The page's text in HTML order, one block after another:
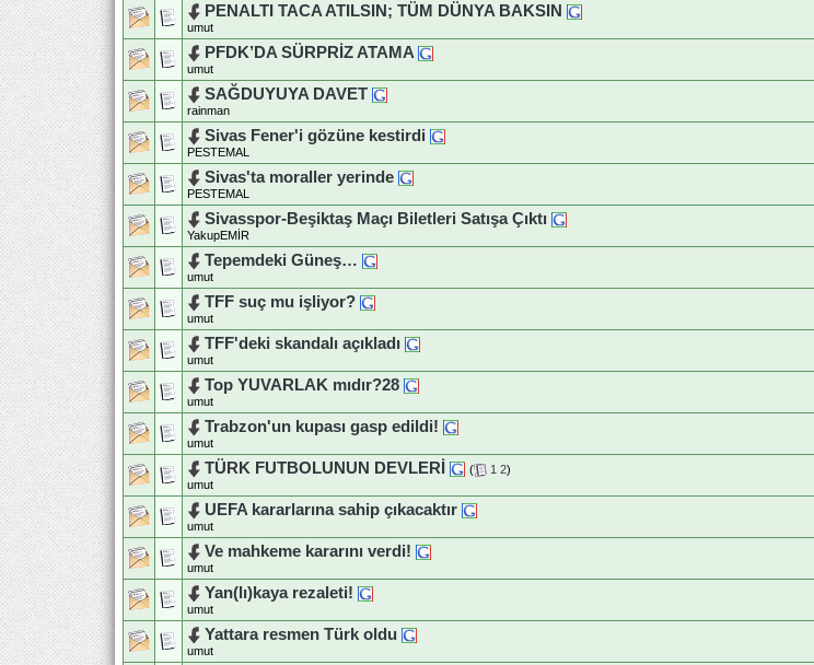
PENALTI TACA ATILSIN; TÜM DÜNYA BAKSIN
umut
PFDK’DA SÜRPRİZ ATAMA
umut
SAĞDUYUYA DAVET
rainman
Sivas Fener'i gözüne kestirdi
PESTEMAL
Sivas'ta moraller yerinde
PESTEMAL
Sivasspor-Beşiktaş Maçı Biletleri Satışa Çıktı
YakupEMİR
Tepemdeki Güneş…
umut
TFF suç mu işliyor?
umut
TFF'deki skandalı açıkladı
umut
Top YUVARLAK mıdır?28
umut
Trabzon'un kupası gasp edildi!
umut
TÜRK FUTBOLUNUN DEVLERİ
( 1 2)
umut
UEFA kararlarına sahip çıkacaktır
umut
Ve mahkeme kararını verdi!
umut
Yan(lı)kaya rezaleti!
umut
Yattara resmen Türk oldu
umut